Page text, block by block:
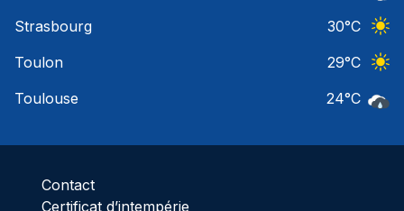
Strasbourg
30°C
Toulon
29°C
Toulouse
24°C
Contact
Certificat d’intempérie